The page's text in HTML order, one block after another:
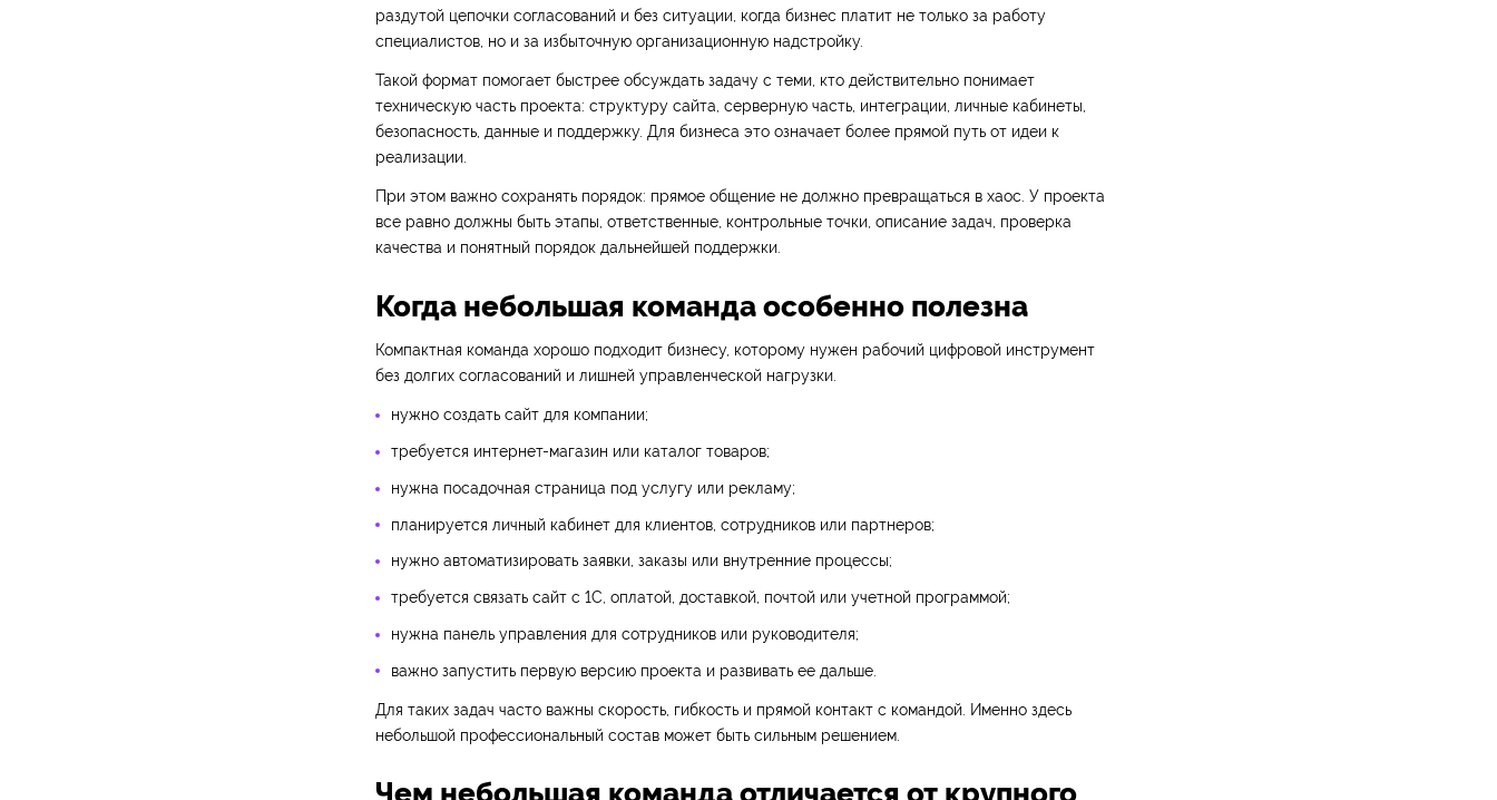
раздутой цепочки согласований и без ситуации, когда бизнес платит не только за работу
специалистов, но и за избыточную организационную надстройку.
Такой формат помогает быстрее обсуждать задачу с теми, кто действительно понимает
техническую часть проекта: структуру сайта, серверную часть, интеграции, личные кабинеты,
безопасность, данные и поддержку. Для бизнеса это означает более прямой путь от идеи к
реализации.
При этом важно сохранять порядок: прямое общение не должно превращаться в хаос. У проекта
все равно должны быть этапы, ответственные, контрольные точки, описание задач, проверка
качества и понятный порядок дальнейшей поддержки.
Когда небольшая команда особенно полезна
Компактная команда хорошо подходит бизнесу, которому нужен рабочий цифровой инструмент
без долгих согласований и лишней управленческой нагрузки.
нужно создать сайт для компании;
требуется интернет-магазин или каталог товаров;
нужна посадочная страница под услугу или рекламу;
планируется личный кабинет для клиентов, сотрудников или партнеров;
нужно автоматизировать заявки, заказы или внутренние процессы;
требуется связать сайт с 1С, оплатой, доставкой, почтой или учетной программой;
нужна панель управления для сотрудников или руководителя;
важно запустить первую версию проекта и развивать ее дальше.
Для таких задач часто важны скорость, гибкость и прямой контакт с командой. Именно здесь
небольшой профессиональный состав может быть сильным решением.